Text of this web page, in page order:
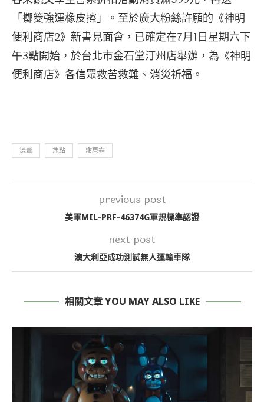
「擲筊強運橡皮擦」。至於廣大粉絲許願的《神明
便利商店2》新書見面會，已確定在7月1日星期六下
午3點開始，於台北市金石堂汀州店舉辦，為《神明
便利商店》各信眾救苦救難、消災祈福。
漫畫 焦點 謝東霖
previous post
美軍MIL-PRF-46374G軍規標準認證
next post
澳大利亞成功測試無人運輸車隊
相關文章 YOU MAY ALSO LIKE